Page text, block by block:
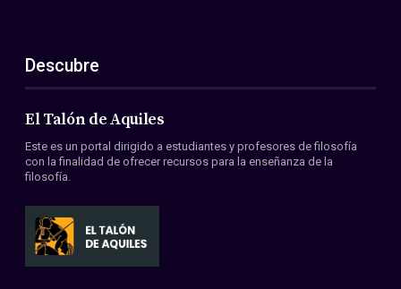
ES
EN
Acerca de nosotros
Miembros
Convenios
Descubre
El Talón de Aquiles
Este es un portal dirigido a estudiantes y profesores de filosofía
con la finalidad de ofrecer recursos para la enseñanza de la
filosofía.